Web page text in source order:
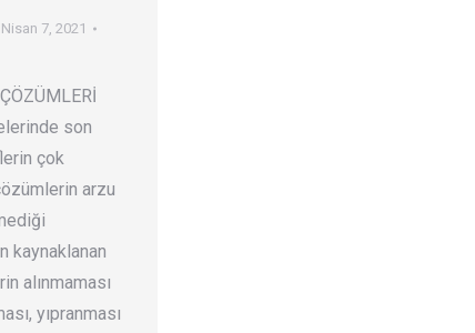
Nisan 7, 2021
son
çok
arzu
kaynaklanan
alınmaması
yıpranması